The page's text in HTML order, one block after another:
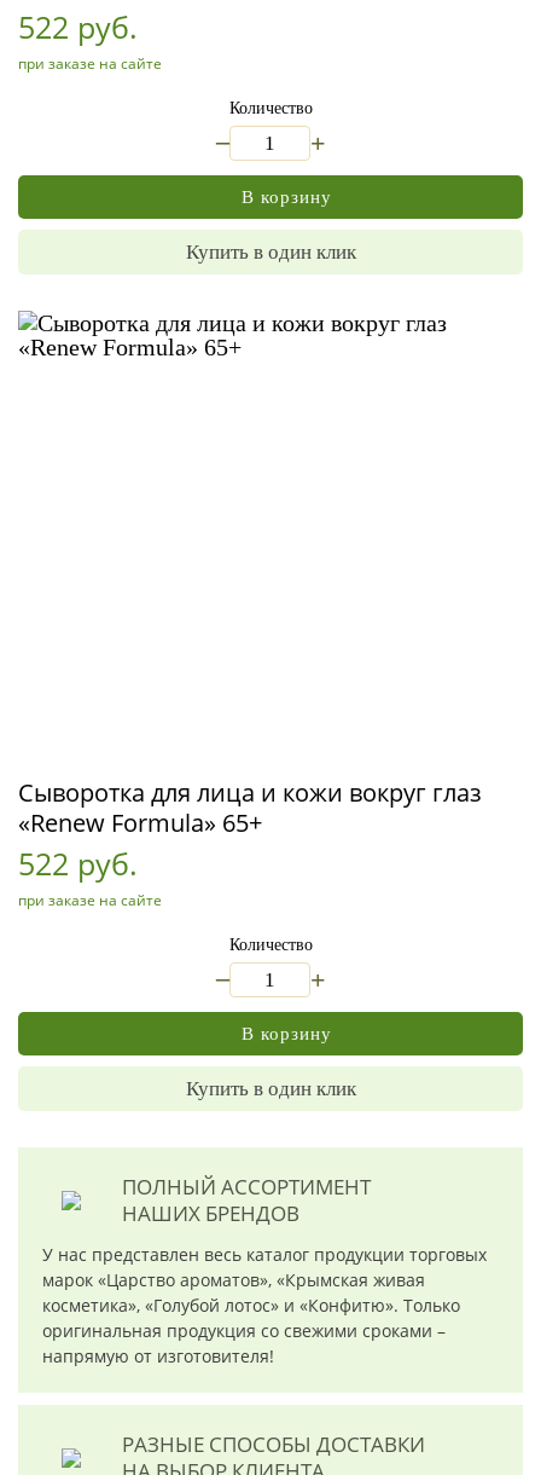
522 руб.
при заказе на сайте
Количество
+
В корзину
Купить в один клик
Сыворотка для лица и кожи вокруг глаз
«Renew Formula» 65+
522 руб.
при заказе на сайте
Количество
+
В корзину
Купить в один клик
ПОЛНЫЙ АССОРТИМЕНТ
НАШИХ БРЕНДОВ
У нас представлен весь каталог продукции торговых
марок «Царство ароматов», «Крымская живая
косметика», «Голубой лотос» и «Конфитю». Только
оригинальная продукция со свежими сроками –
напрямую от изготовителя!
РАЗНЫЕ СПОСОБЫ ДОСТАВКИ